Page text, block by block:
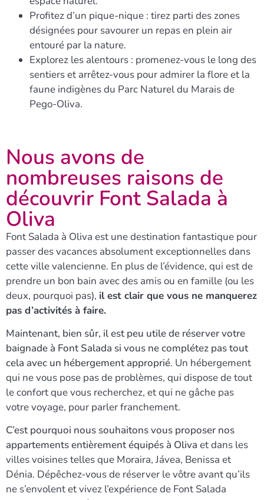
Profitez d’un pique-nique : tirez parti des zones
désignées pour savourer un repas en plein air
entouré par la nature.
Explorez les alentours : promenez-vous le long des
sentiers et arrêtez-vous pour admirer la flore et la
faune indigènes du Parc Naturel du Marais de
Pego-Oliva.
Nous avons de
nombreuses raisons de
découvrir Font Salada à
Oliva
Font Salada à Oliva est une destination fantastique pour
passer des vacances absolument exceptionnelles dans
cette ville valencienne. En plus de l’évidence, qui est de
prendre un bon bain avec des amis ou en famille (ou les
deux, pourquoi pas), il est clair que vous ne manquerez
pas d’activités à faire.
Maintenant, bien sûr, il est peu utile de réserver votre
baignade à Font Salada si vous ne complétez pas tout
cela avec un hébergement approprié. Un hébergement
qui ne vous pose pas de problèmes, qui dispose de tout
le confort que vous recherchez, et qui ne gâche pas
votre voyage, pour parler franchement.
C’est pourquoi nous souhaitons vous proposer nos
appartements entièrement équipés à Oliva et dans les
villes voisines telles que Moraira, Jávea, Benissa et
Dénia. Dépêchez-vous de réserver le vôtre avant qu’ils
ne s’envolent et vivez l’expérience de Font Salada